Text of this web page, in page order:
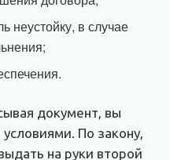
неустойку, в случае
документ, вы
По закону,
на руки второй